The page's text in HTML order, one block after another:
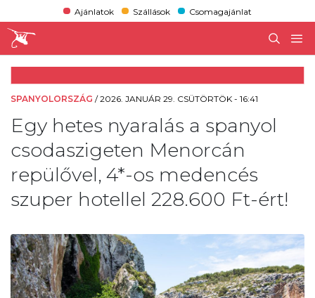
Ajánlatok Szállások Csomagajánlat
SPANYOLORSZÁG /2026. JANUÁR 29. CSÜTÖRTÖK - 16:41
Egy hetes nyaralás a spanyol
csodaszigeten Menorcán
repülővel, 4*-os medencés
szuper hotellel 228.600 Ft-ért!